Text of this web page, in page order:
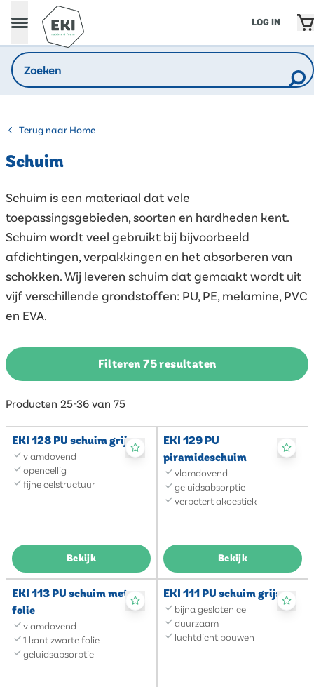
LOG IN
Terug naar Home
Schuim
Schuim is een materiaal dat vele
toepassingsgebieden, soorten en hardheden kent.
Schuim wordt veel gebruikt bij bijvoorbeeld
afdichtingen, verpakkingen en het absorberen van
schokken. Wij leveren schuim dat gemaakt wordt uit
vijf verschillende grondstoffen: PU, PE, melamine, PVC
en EVA.
Filteren 75 resultaten
Producten 25-36 van 75
EKI 128 PU schuim grijs
vlamdovend
opencellig
fijne celstructuur
Bekijk
EKI 129 PU
piramideschuim
vlamdovend
geluidsabsorptie
verbetert akoestiek
Bekijk
EKI 113 PU schuim met
folie
vlamdovend
1 kant zwarte folie
geluidsabsorptie
EKI 111 PU schuim grijs
bijna gesloten cel
duurzaam
luchtdicht bouwen